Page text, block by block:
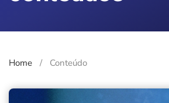
Home Conteúdo